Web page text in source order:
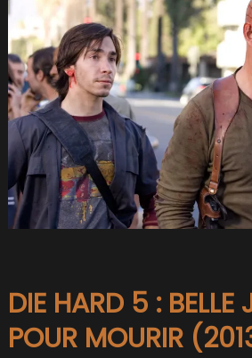
DIE HARD 5 : BELLE
POUR MOURIR